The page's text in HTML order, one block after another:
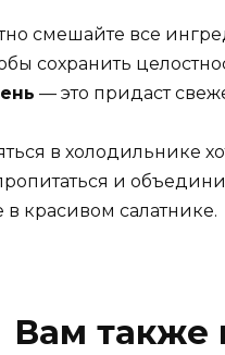
смешайте все
сохранить
— это придаст
в холодильнике
и
красивом салатнике.
Вам также